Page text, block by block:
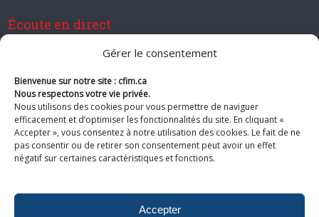
Gérer le consentement
Bienvenue sur notre site : cfim.ca
Nous respectons votre vie privée.
Nous utilisons des cookies pour vous permettre de naviguer
efficacement et d’optimiser les fonctionnalités du site. En cliquant «
Accepter », vous consentez à notre utilisation des cookies. Le fait de ne
pas consentir ou de retirer son consentement peut avoir un effet
négatif sur certaines caractéristiques et fonctions.
Accepter
Écoute en direct
Devenir membre de CFIM
Suivez-nous